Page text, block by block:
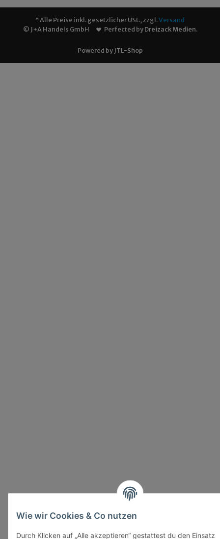
Wie wir Cookies & Co nutzen
Durch Klicken auf „Alle akzeptieren“ gestattest du den Einsatz
* Alle Preise inkl. gesetzlicher USt., zzgl.Versand
© J+A Handels GmbH
Perfected byDreizack Medien.
Powered by JTL-Shop